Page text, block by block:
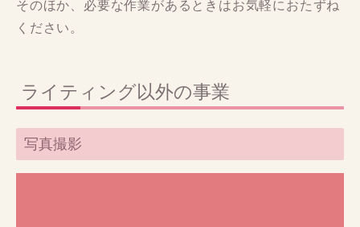
そのほか、必要な作業があるときはお気軽におたずね
ください。
ライティング以外の事業
写真撮影